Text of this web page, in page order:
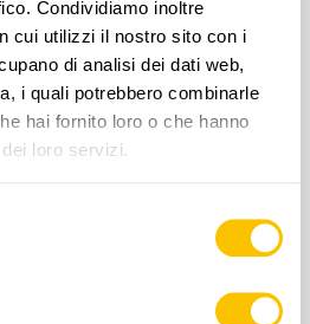
Condividiamo inoltre
cui utilizzi il nostro sito con i
di analisi dei dati web,
i quali potrebbero combinarle
hai fornito loro o che hanno
loro servizi.